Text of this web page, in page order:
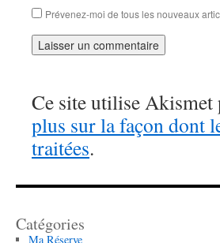
Prévenez-moi de tous les nouveaux
Ce site utilise
plus sur la façon dont
traitées.
Catégories
Ma Réserve